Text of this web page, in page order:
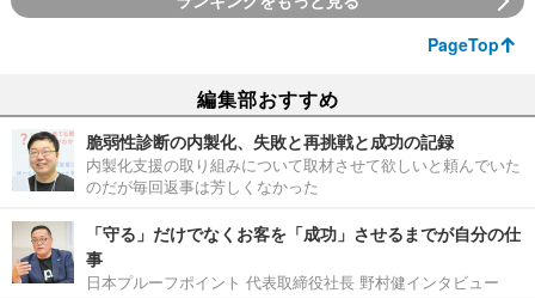
PageTop
編集部おすすめ
脆弱性診断の内製化、失敗と再挑戦と成功の記録
内製化支援の取り組みについて取材させて欲しいと頼んでいた
のだが毎回返事は芳しくなかった
「守る」だけでなくお客を「成功」させるまでが自分の仕
事
日本プルーフポイント 代表取締役社長 野村健インタビュー